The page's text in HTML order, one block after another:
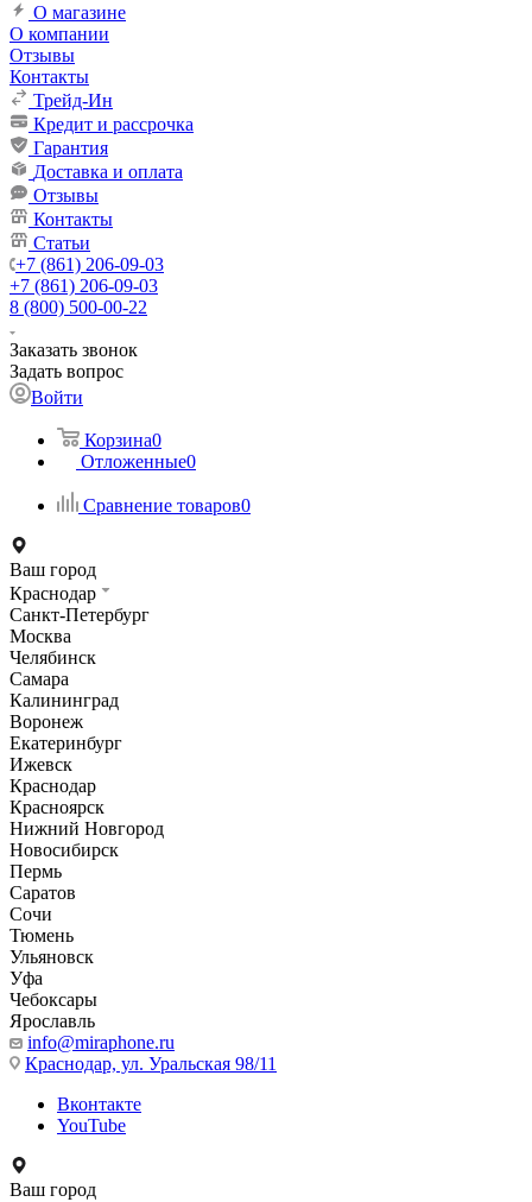
О магазине
О компании
Отзывы
Контакты
Трейд-Ин
Кредит и рассрочка
Гарантия
Доставка и оплата
Отзывы
Контакты
Статьи
+7 (861) 206-09-03
+7 (861) 206-09-03
8 (800) 500-00-22
Заказать звонок
Задать вопрос
Войти
Корзина0
Отложенные0
Сравнение товаров0
Ваш город
Краснодар
Санкт-Петербург
Москва
Челябинск
Самара
Калининград
Воронеж
Екатеринбург
Ижевск
Краснодар
Красноярск
Нижний Новгород
Новосибирск
Пермь
Саратов
Сочи
Тюмень
Ульяновск
Уфа
Чебоксары
Ярославль
info@miraphone.ru
Краснодар, ул. Уральская 98/11
Вконтакте
YouTube
Ваш город